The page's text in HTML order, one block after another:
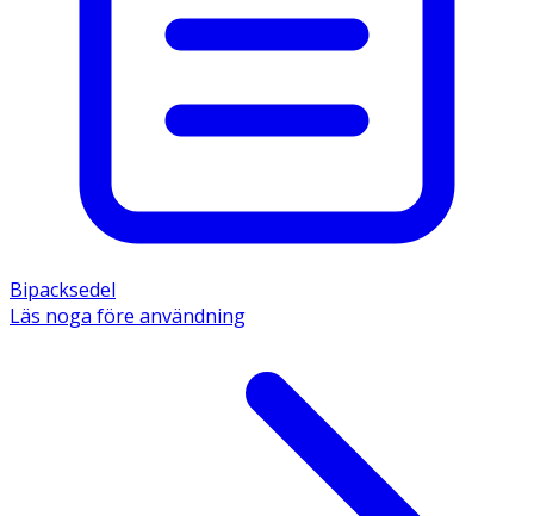
Bipacksedel
Läs noga före användning